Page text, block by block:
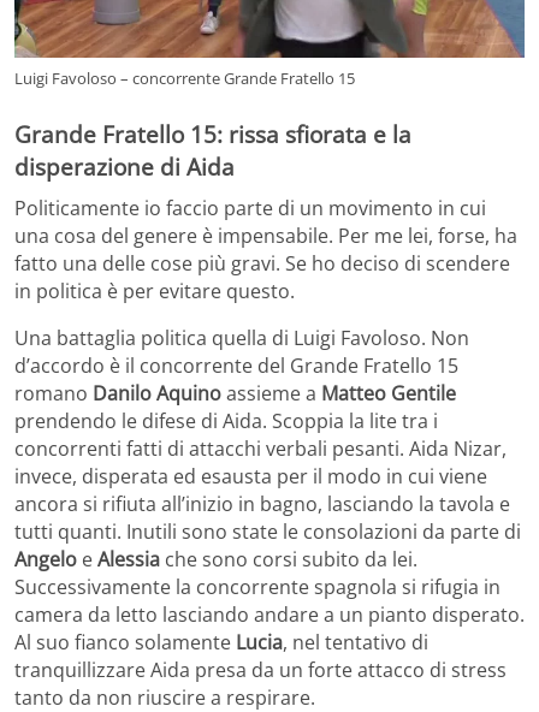
Luigi Favoloso – concorrente Grande Fratello 15
Grande Fratello 15: rissa sfiorata e la
disperazione di Aida
Politicamente io faccio parte di un movimento in cui
una cosa del genere è impensabile. Per me lei, forse, ha
fatto una delle cose più gravi. Se ho deciso di scendere
in politica è per evitare questo.
Una battaglia politica quella di Luigi Favoloso. Non
d’accordo è il concorrente del Grande Fratello 15
romano Danilo Aquinoassieme a Matteo Gentile
prendendo le difese di Aida. Scoppia la lite tra i
concorrenti fatti di attacchi verbali pesanti. Aida Nizar,
invece, disperata ed esausta per il modo in cui viene
ancora si rifiuta all’inizio in bagno, lasciando la tavola e
tutti quanti. Inutili sono state le consolazioni da parte di
Angelo eAlessia che sono corsi subito da lei.
Successivamente la concorrente spagnola si rifugia in
camera da letto lasciando andare a un pianto disperato.
Al suo fianco solamente Lucia, nel tentativo di
tranquillizzare Aida presa da un forte attacco di stress
tanto da non riuscire a respirare.